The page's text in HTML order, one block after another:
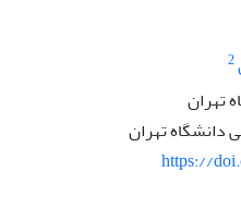
2
تهران
دانشگاه تهران
https://